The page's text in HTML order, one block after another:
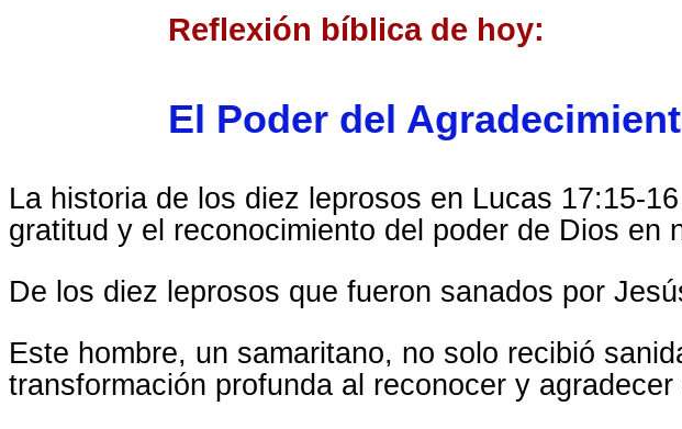
Reflexión bíblica de hoy:
El Poder del
La historia de los diez leprosos en Lucas 17:15-
gratitud y el reconocimiento del poder de Dios en
De los diez leprosos que fueron sanados por
Este hombre, un samaritano, no solo recibió
transformación profunda al reconocer y